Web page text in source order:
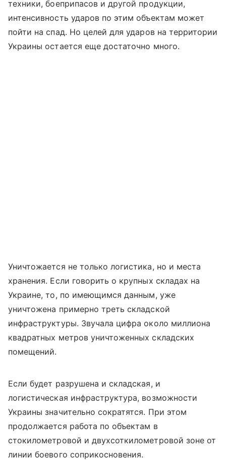
техники, боеприпасов и другой продукции,
интенсивность ударов по этим объектам может
пойти на спад. Но целей для ударов на территории
Украины остается еще достаточно много.
Уничтожается не только логистика, но и места
хранения. Если говорить о крупных складах на
Украине, то, по имеющимся данным, уже
уничтожена примерно треть складской
инфраструктуры. Звучала цифра около миллиона
квадратных метров уничтоженных складских
помещений.
Если будет разрушена и складская, и
логистическая инфраструктура, возможности
Украины значительно сократятся. При этом
продолжается работа по объектам в
стокилометровой и двухсоткилометровой зоне от
линии боевого соприкосновения.